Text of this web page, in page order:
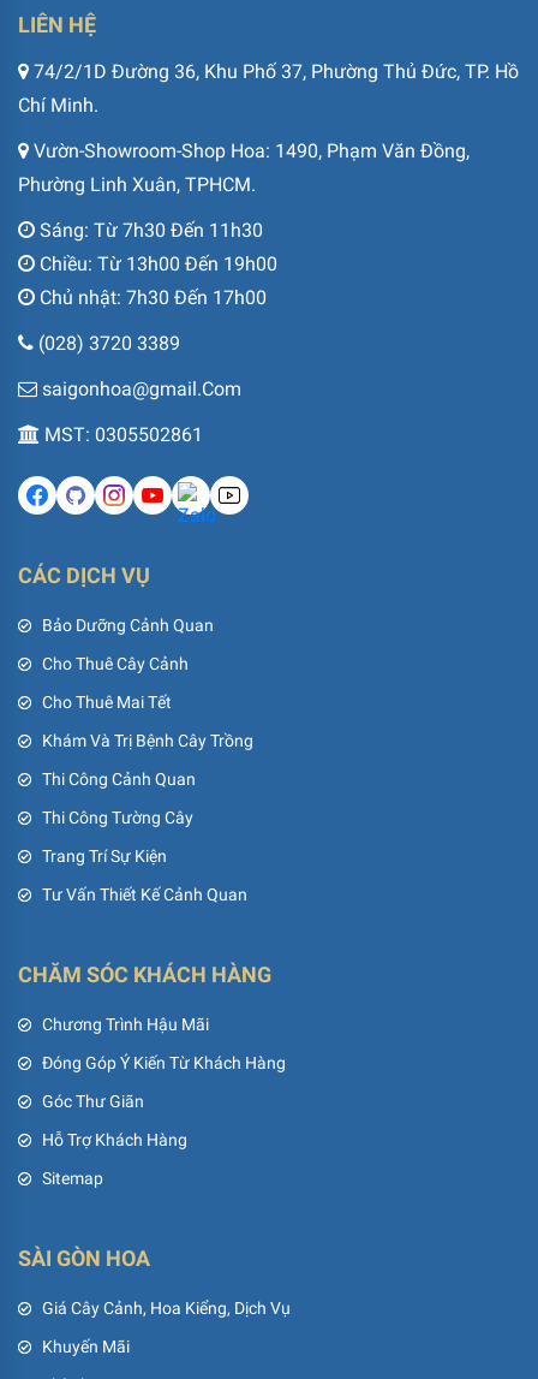
LIÊN HỆ
74/2/1D Đường 36, Khu Phố 37, Phường Thủ Đức, TP. Hồ
Chí Minh.
Vườn-Showroom-Shop Hoa: 1490, Phạm Văn Đồng,
Phường Linh Xuân, TPHCM.
Sáng: Từ 7h30 Đến 11h30
Chiều: Từ 13h00 Đến 19h00
Chủ nhật: 7h30 Đến 17h00
(028) 3720 3389
saigonhoa@gmail.Com
MST: 0305502861
CÁC DỊCH VỤ
Bảo Dưỡng Cảnh Quan
Cho Thuê Cây Cảnh
Cho Thuê Mai Tết
Khám Và Trị Bệnh Cây Trồng
Thi Công Cảnh Quan
Thi Công Tường Cây
Trang Trí Sự Kiện
Tư Vấn Thiết Kế Cảnh Quan
CHĂM SÓC KHÁCH HÀNG
Chương Trình Hậu Mãi
Đóng Góp Ý Kiến Từ Khách Hàng
Góc Thư Giãn
Hỗ Trợ Khách Hàng
Sitemap
SÀI GÒN HOA
Giá Cây Cảnh, Hoa Kiểng, Dịch Vụ
Khuyến Mãi